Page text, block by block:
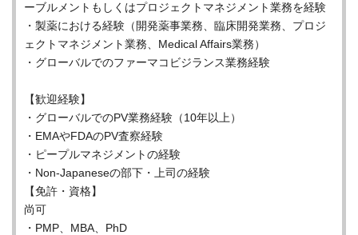
ーブルメントもしくはプロジェクトマネジメント業務を経験
・製薬における経験（開発薬事業務、臨床開発業務、プロジ
ェクトマネジメント業務、Medical Affairs業務）
・グローバルでのファーマコビジランス業務経験
【歓迎経験】
・グローバルでのPV業務経験（10年以上）
・EMAやFDAのPV査察経験
・ピープルマネジメントの経験
・Non-Japaneseの部下・上司の経験
【免許・資格】
尚可
・PMP、MBA、PhD